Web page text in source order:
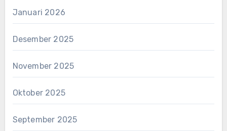
Januari 2026
Desember 2025
November 2025
Oktober 2025
September 2025